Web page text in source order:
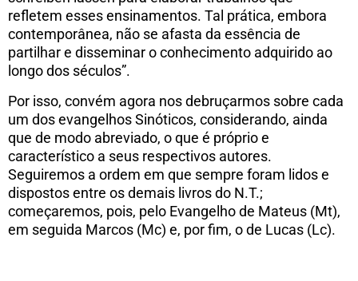
refletem esses ensinamentos. Tal prática, embora
contemporânea, não se afasta da essência de
partilhar e disseminar o conhecimento adquirido ao
longo dos séculos”.
Por isso, convém agora nos debruçarmos sobre cada
um dos evangelhos Sinóticos, considerando, ainda
que de modo abreviado, o que é próprio e
característico a seus respectivos autores.
Seguiremos a ordem em que sempre foram lidos e
dispostos entre os demais livros do N.T.;
começaremos, pois, pelo Evangelho de Mateus (Mt),
em seguida Marcos (Mc) e, por fim, o de Lucas (Lc).